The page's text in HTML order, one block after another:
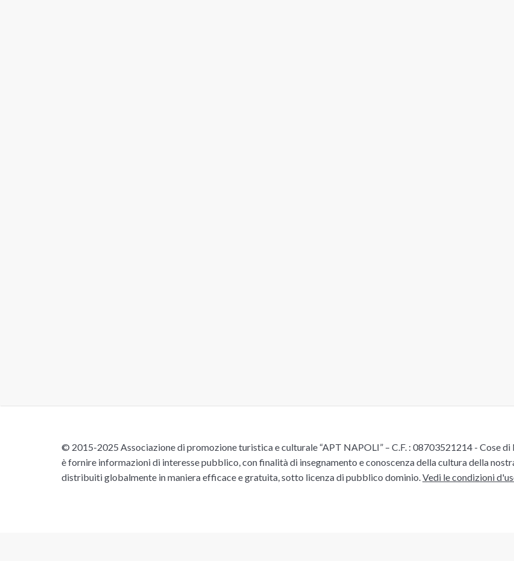
© 2015-2025 Associazione di promozione turistica e culturale “APT NAPOLI” – C.F. : 08703521214 - Cose
è fornire informazioni di interesse pubblico, con finalità di insegnamento e conoscenza della cultura della
distribuiti globalmente in maniera efficace e gratuita, sotto licenza di pubblico dominio. Vedi le condizioni